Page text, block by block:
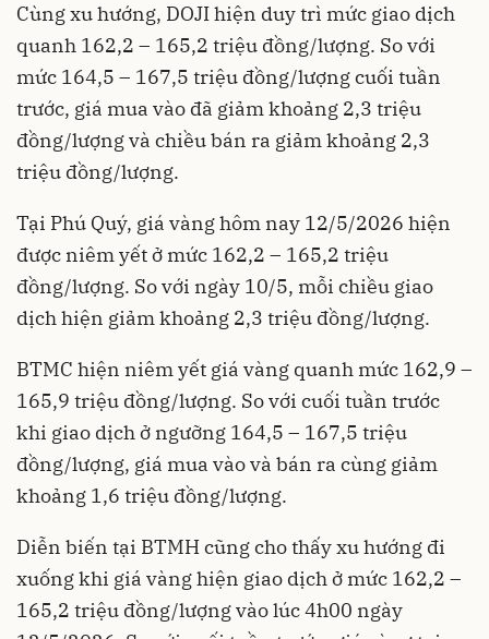
Cùng xu hướng, DOJI hiện duy trì mức giao dịch
quanh 162,2 – 165,2 triệu đồng/lượng. So với
mức 164,5 – 167,5 triệu đồng/lượng cuối tuần
trước, giá mua vào đã giảm khoảng 2,3 triệu
đồng/lượng và chiều bán ra giảm khoảng 2,3
triệu đồng/lượng.
Tại Phú Quý, giá vàng hôm nay 12/5/2026 hiện
được niêm yết ở mức 162,2 – 165,2 triệu
đồng/lượng. So với ngày 10/5, mỗi chiều giao
dịch hiện giảm khoảng 2,3 triệu đồng/lượng.
BTMC hiện niêm yết giá vàng quanh mức 162,9 –
165,9 triệu đồng/lượng. So với cuối tuần trước
khi giao dịch ở ngưỡng 164,5 – 167,5 triệu
đồng/lượng, giá mua vào và bán ra cùng giảm
khoảng 1,6 triệu đồng/lượng.
Diễn biến tại BTMH cũng cho thấy xu hướng đi
xuống khi giá vàng hiện giao dịch ở mức 162,2 –
165,2 triệu đồng/lượng vào lúc 4h00 ngày